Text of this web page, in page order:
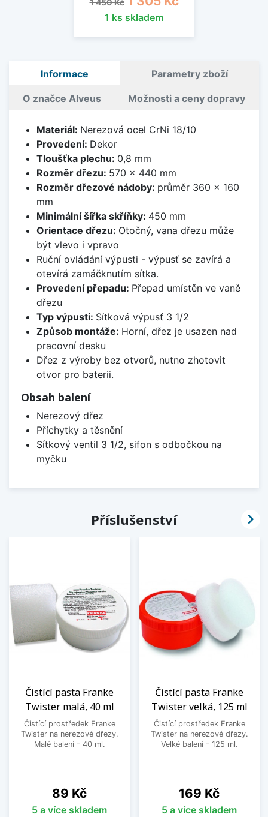
1 450 Kč
1 ks skladem
Informace Parametry zboží
O značce Alveus Možnosti a ceny dopravy
Materiál: Nerezová ocel CrNi 18/10
Provedení: Dekor
Tloušťka plechu: 0,8 mm
Rozměr dřezu: 570 x 440 mm
Rozměr dřezové nádoby: průměr 360 x 160
mm
Minimální šířka skříňky: 450 mm
Orientace dřezu: Otočný, vana dřezu může
být vlevo i vpravo
Ruční ovládání výpusti - výpusť se zavírá a
otevírá zamáčknutím sítka.
Provedení přepadu: Přepad umístěn ve vaně
dřezu
Typ výpusti: Sítková výpusť 3 1/2
Způsob montáže: Horní, dřez je usazen nad
pracovní desku
Dřez z výroby bez otvorů, nutno zhotovit
otvor pro baterii.
Obsah balení
Nerezový dřez
Příchytky a těsnění
Sítkový ventil 3 1/2, sifon s odbočkou na
myčku
Příslušenství
Čistící pasta Franke
Twister malá, 40 ml
Čistící prostředek Franke
Twister na nerezové dřezy.
Malé balení - 40 ml.
Cena
89 Kč
5 a více skladem
Čistící pasta Franke
Twister velká, 125 ml
Čistící prostředek Franke
Twister na nerezové dřezy.
Velké balení - 125 ml.
Cena
169 Kč
5 a více skladem
